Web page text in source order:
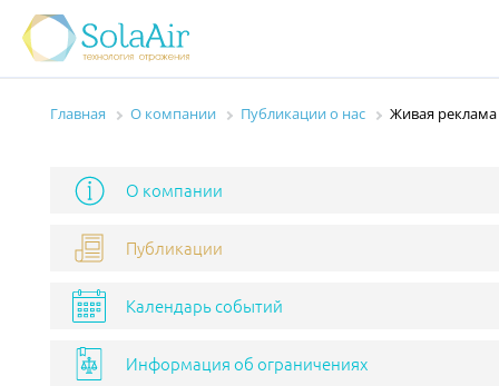
Главная О компании Публикации о нас Живая
О компании
Публикации
Календарь событий
Информация об ограничениях